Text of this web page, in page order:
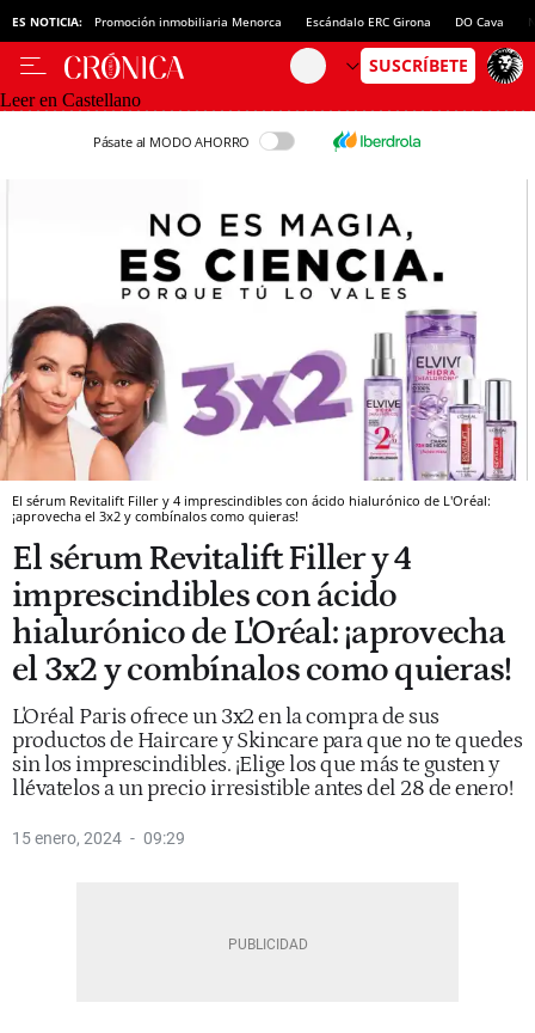
ES NOTICIA: Promoción inmobiliaria Menorca Escándalo ERC Girona DO Cava
Leer en Castellano
Pásate al MODO AHORRO
El sérum Revitalift Filler y 4 imprescindibles con ácido hialurónico de L'Oréal:
¡aprovecha el 3x2 y combínalos como quieras!
El sérum Revitalift Filler y 4
imprescindibles con ácido
hialurónico de L'Oréal: ¡aprovecha
el 3x2 y combínalos como quieras!
L'Oréal Paris ofrece un 3x2 en la compra de sus
productos de Haircare y Skincare para que no te quedes
sin los imprescindibles. ¡Elige los que más te gusten y
llévatelos a un precio irresistible antes del 28 de enero!
15 enero, 2024 09:29